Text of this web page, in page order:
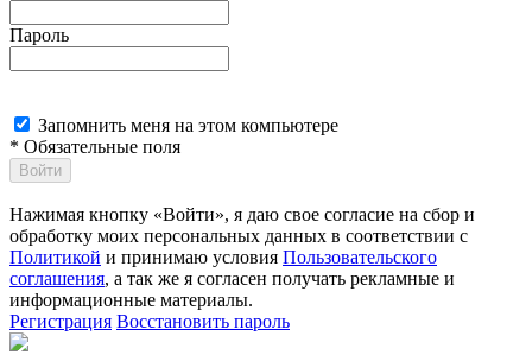
Пароль
Запомнить меня на этом компьютере
* Обязательные поля
Войти
Нажимая кнопку «Войти», я даю свое согласие на сбор и
обработку моих персональных данных в соответствии с
Политикой и принимаю условия Пользовательского
соглашения, а так же я согласен получать рекламные и
информационные материалы.
Регистрация Восстановить пароль